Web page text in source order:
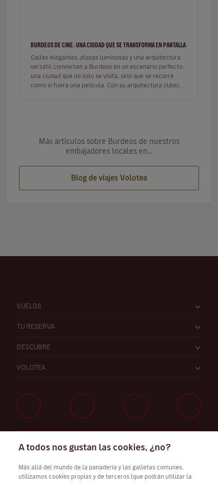
BURDEOS DE CINE: UNA CIUDAD QUE SE TRANSFORMA EN PANTALLA
Calles elegantes, plazas luminosas y una arquitectura
versátil convierten a Burdeos en un escenario perfecto:
una ciudad que no solo se visita, sino que se recorre
como si fuera una película. Con su arquitectura clásica,
Más artículos sobre Burdeos de nuestros
embajadores locales en…
Blog de viajes Volotea
VUELOS
TU RESERVA
DESCUBRE
VOLOTEA
A todos nos gustan las cookies, ¿no?
Más allá del mundo de la panadería y las galletas comunes,
utilizamos cookies propias y de terceros (que podrán utilizar la